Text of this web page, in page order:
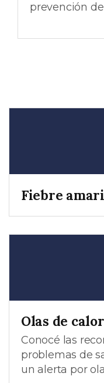
prevención
Fiebre
Olas de calor
Conocé las
problemas de
un alerta por